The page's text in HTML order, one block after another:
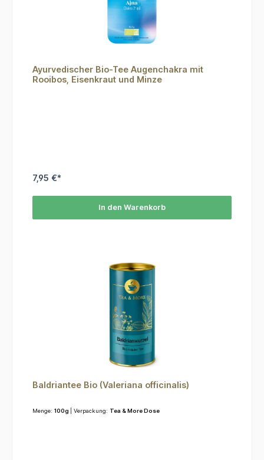
Ayurvedischer Bio-Tee Augenchakra mit
Rooibos, Eisenkraut und Minze
7,95 €*
In den Warenkorb
Baldriantee Bio (Valeriana officinalis)
Menge: 100g | Verpackung: Tea & More Dose